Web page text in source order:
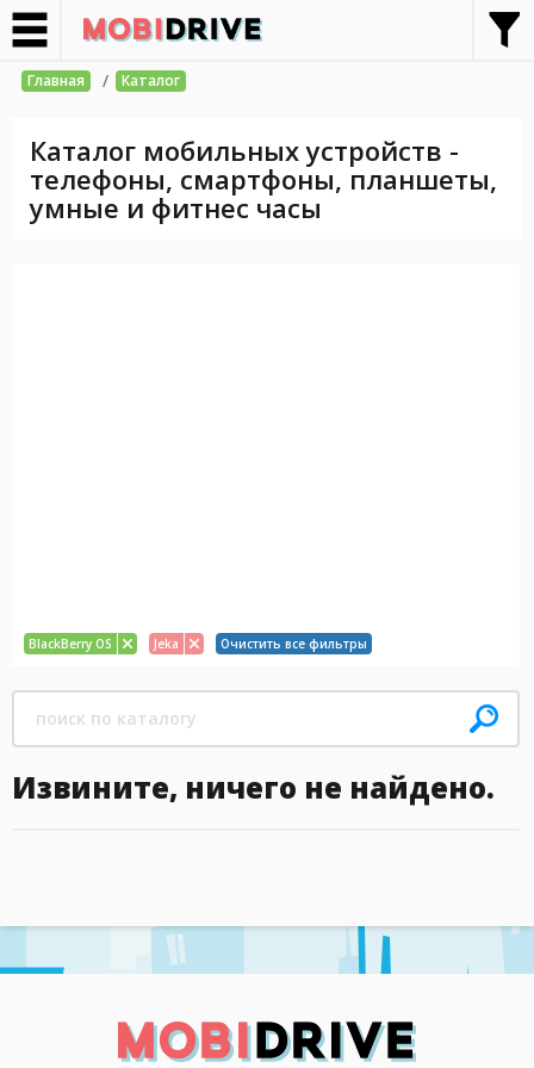
Главная / Каталог
Каталог мобильных устройств -
телефоны, смартфоны, планшеты,
умные и фитнес часы
BlackBerry OS Jeka Очистить все фильтры
Извините, ничего не найдено.